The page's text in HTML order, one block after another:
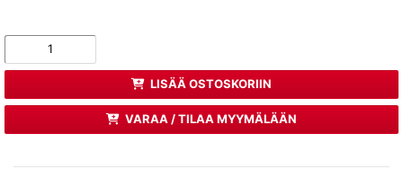
LISÄÄ OSTOSKORIIN
VARAA / TILAA MYYMÄLÄÄN